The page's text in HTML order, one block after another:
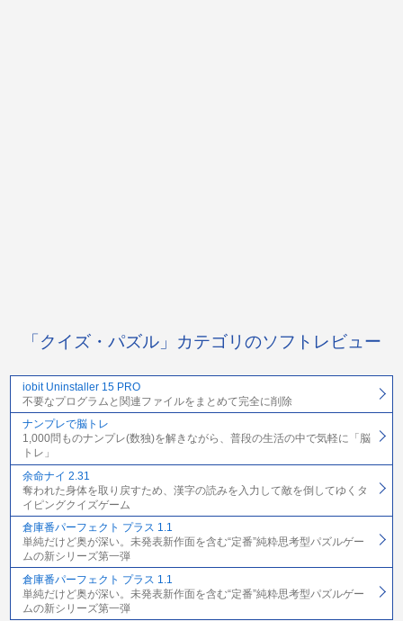
「クイズ・パズル」カテゴリのソフトレビュー
iobit Uninstaller 15 PRO
不要なプログラムと関連ファイルをまとめて完全に削除
ナンプレで脳トレ
1,000問ものナンプレ(数独)を解きながら、普段の生活の中で気軽に「脳
トレ」
余命ナイ 2.31
奪われた身体を取り戻すため、漢字の読みを入力して敵を倒してゆくタ
イピングクイズゲーム
倉庫番パーフェクト プラス 1.1
単純だけど奥が深い。未発表新作面を含む“定番”純粋思考型パズルゲー
ムの新シリーズ第一弾
倉庫番パーフェクト プラス 1.1
単純だけど奥が深い。未発表新作面を含む“定番”純粋思考型パズルゲー
ムの新シリーズ第一弾